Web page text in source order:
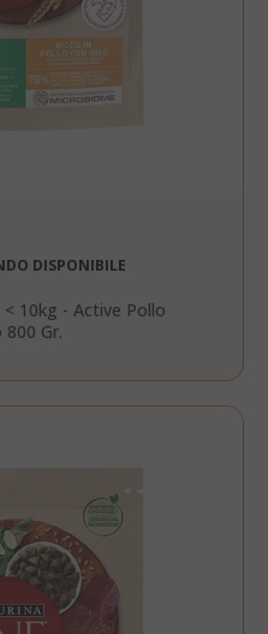
DISPONIBILE
10kg - Active Pollo
800 Gr.